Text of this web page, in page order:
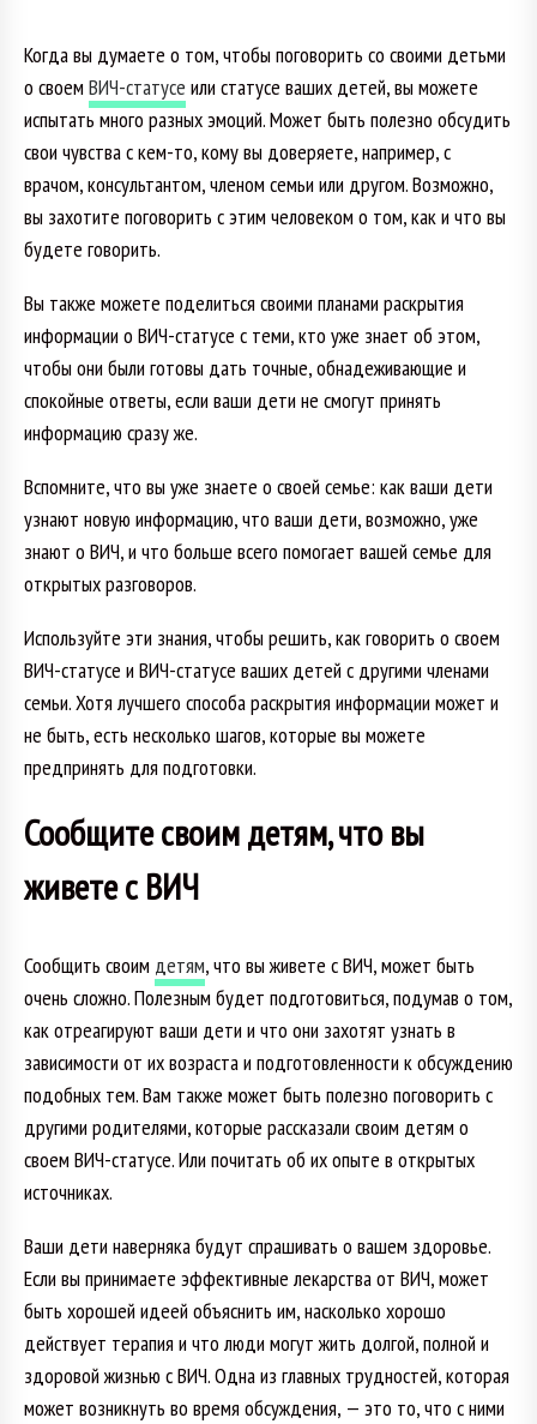
Когда вы думаете о том, чтобы поговорить со своими детьми
о своем ВИЧ-статусе или статусе ваших детей, вы можете
испытать много разных эмоций. Может быть полезно обсудить
свои чувства с кем-то, кому вы доверяете, например, с
врачом, консультантом, членом семьи или другом. Возможно,
вы захотите поговорить с этим человеком о том, как и что вы
будете говорить.
Вы также можете поделиться своими планами раскрытия
информации о ВИЧ-статусе с теми, кто уже знает об этом,
чтобы они были готовы дать точные, обнадеживающие и
спокойные ответы, если ваши дети не смогут принять
информацию сразу же.
Вспомните, что вы уже знаете о своей семье: как ваши дети
узнают новую информацию, что ваши дети, возможно, уже
знают о ВИЧ, и что больше всего помогает вашей семье для
открытых разговоров.
Используйте эти знания, чтобы решить, как говорить о своем
ВИЧ-статусе и ВИЧ-статусе ваших детей с другими членами
семьи. Хотя лучшего способа раскрытия информации может и
не быть, есть несколько шагов, которые вы можете
предпринять для подготовки.
Сообщите своим детям, что вы
живете с ВИЧ
Сообщить своим детям, что вы живете с ВИЧ, может быть
очень сложно. Полезным будет подготовиться, подумав о том,
как отреагируют ваши дети и что они захотят узнать в
зависимости от их возраста и подготовленности к обсуждению
подобных тем. Вам также может быть полезно поговорить с
другими родителями, которые рассказали своим детям о
своем ВИЧ-статусе. Или почитать об их опыте в открытых
источниках.
Ваши дети наверняка будут спрашивать о вашем здоровье.
Если вы принимаете эффективные лекарства от ВИЧ, может
быть хорошей идеей объяснить им, насколько хорошо
действует терапия и что люди могут жить долгой, полной и
здоровой жизнью с ВИЧ. Одна из главных трудностей, которая
может возникнуть во время обсуждения, — это то, что с ними